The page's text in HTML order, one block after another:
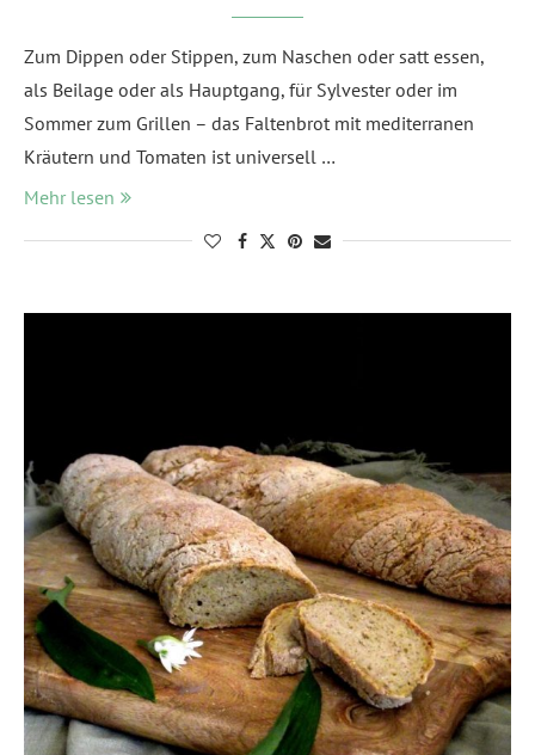
Zum Dippen oder Stippen, zum Naschen oder satt essen,
als Beilage oder als Hauptgang, für Sylvester oder im
Sommer zum Grillen – das Faltenbrot mit mediterranen
Kräutern und Tomaten ist universell …
Mehr lesen